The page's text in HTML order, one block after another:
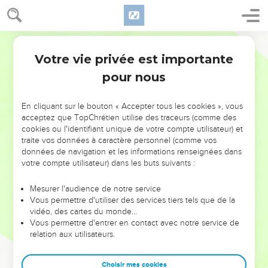
NE MANQUEZ PAS L’ÉVÉNEMENT
DE L’ANNÉE !
ET SI LEURS ERREURS POUVAIENT VOUS ÉVITER LES
VOTRES ?
leur foi ou leur vision. Mais on voit moins les doutes, les erreurs
et les saisons difficiles qu'ils ont traversés, alors même que ce
sont elles qui les ont façonnés.
Dans cette conférence, leaders, entrepreneurs, et responsables
clés pour avancer avec plus de sagesse afin que leurs erreurs
Votre vie privée est importante
pour nous
En cliquant sur le bouton « Accepter tous les cookies », vous
acceptez que TopChrétien utilise des traceurs (comme des
cookies ou l'identifiant unique de votre compte utilisateur) et
traite vos données à caractère personnel (comme vos
données de navigation et les informations renseignées dans
votre compte utilisateur) dans les buts suivants :
Mesurer l'audience de notre service
Vous permettre d'utiliser des services tiers tels que de la
vidéo, des cartes du monde…
Vous permettre d'entrer en contact avec notre service de
relation aux utilisateurs.
Choisir mes cookies